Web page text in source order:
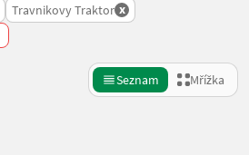
Travnikovy Traktor x
Seznam Mřížka